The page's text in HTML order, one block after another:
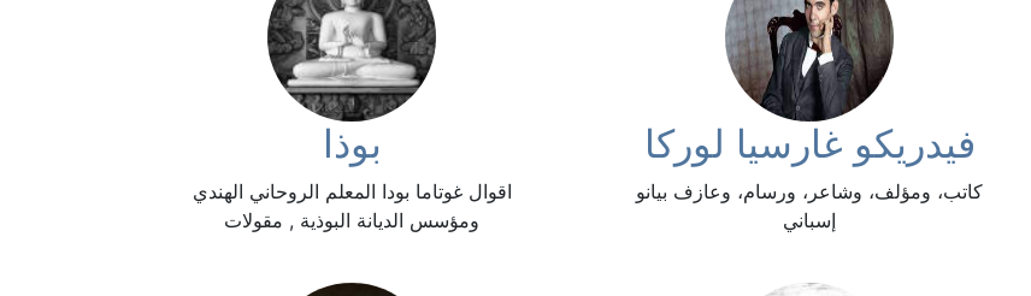
فيدريكو غارسيا لوركا
كاتب، ومؤلف، وشاعر، ورسام، وعازف بيانو
إسباني
بوذا
اقوال غوتاما بودا المعلم الروحاني الهندي
ومؤسس الديانة البوذية , مقولات